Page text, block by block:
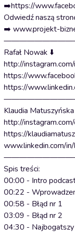
➡️https://
Odwiedź naszą
➡️ www.projekt-
Rafał Nowak ⬇️
http://
https://
https://
Klaudia
http://
https://
www.linkedin.com/
Spis treści:
00:00 - Intro
00:22 -
00:58 - Błąd nr 1
03:09 - Błąd nr 2
04:30 - Najbogatszy